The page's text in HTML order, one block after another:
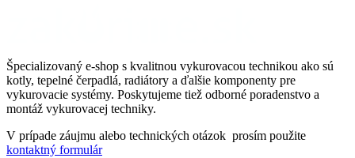
Špecializovaný e-shop s kvalitnou vykurovacou technikou ako sú
kotly, tepelné čerpadlá, radiátory a ďalšie komponenty pre
vykurovacie systémy. Poskytujeme tiež odborné poradenstvo a
montáž vykurovacej techniky.
V prípade záujmu alebo technických otázok prosím použite
kontaktný formulár